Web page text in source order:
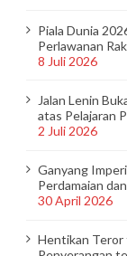
Piala Dunia
Perlawanan
8 Juli 2026
Jalan Lenin
atas Pelajaran
2 Juli 2026
Ganyang
Perdamaian
30 April 2026
Hentikan